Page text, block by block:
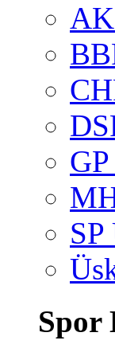
SP
Spor